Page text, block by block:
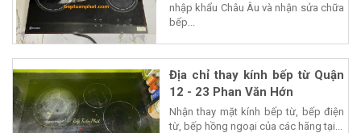
nhập khẩu Châu Âu và nhận sửa chữa
bếp...
Địa chỉ thay kính bếp từ Quận
12 - 23 Phan Văn Hớn
Nhận thay mặt kính bếp từ, bếp điện
từ, bếp hồng ngoại của các hãng tại...